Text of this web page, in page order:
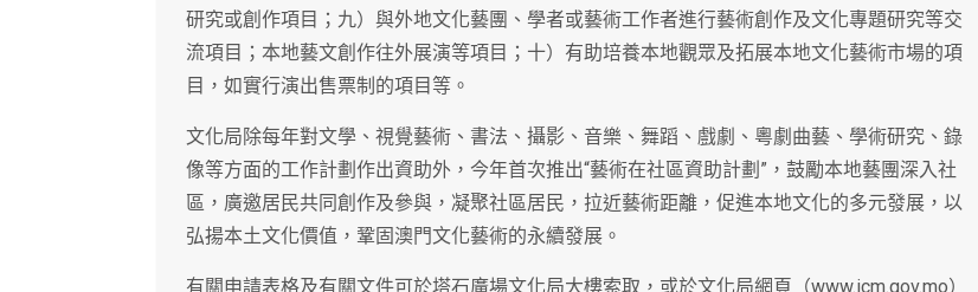
研究或創作項目；九）與外地文化藝團、學者或藝術工作者進行藝術創作及文化專題研究等交
流項目；本地藝文創作往外展演等項目；十）有助培養本地觀眾及拓展本地文化藝術市場的項
目，如實行演出售票制的項目等。
文化局除每年對文學、視覺藝術、書法、攝影、音樂、舞蹈、戲劇、粵劇曲藝、學術研究、錄
像等方面的工作計劃作出資助外，今年首次推出“藝術在社區資助計劃”，鼓勵本地藝團深入社
區，廣邀居民共同創作及參與，凝聚社區居民，拉近藝術距離，促進本地文化的多元發展，以
弘揚本土文化價值，鞏固澳門文化藝術的永續發展。
有關申請表格及有關文件可於塔石廣場文化局大樓索取，或於文化局網頁（www.icm.gov.mo）